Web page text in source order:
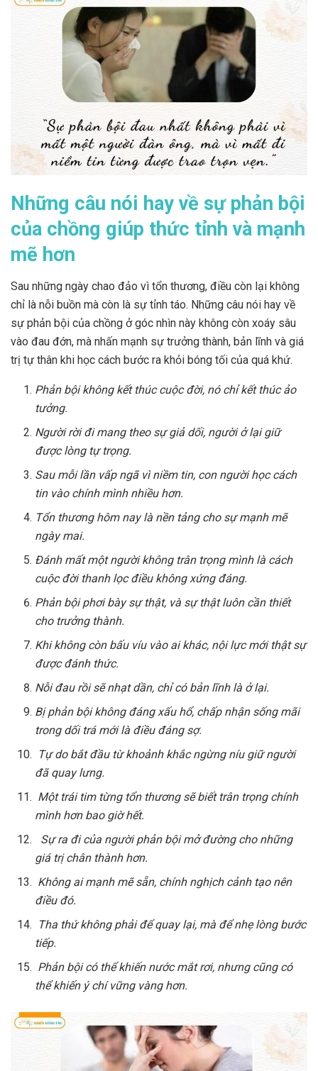
Những câu nói hay về sự phản bội
của chồng giúp thức tỉnh và mạnh
mẽ hơn
Sau những ngày chao đảo vì tổn thương, điều còn lại không
chỉ là nỗi buồn mà còn là sự tỉnh táo. Những câu nói hay về
sự phản bội của chồng ở góc nhìn này không còn xoáy sâu
vào đau đớn, mà nhấn mạnh sự trưởng thành, bản lĩnh và giá
trị tự thân khi học cách bước ra khỏi bóng tối của quá khứ.
Phản bội không kết thúc cuộc đời, nó chỉ kết thúc ảo
tưởng.
Người rời đi mang theo sự giả dối, người ở lại giữ
được lòng tự trọng.
Sau mỗi lần vấp ngã vì niềm tin, con người học cách
tin vào chính mình nhiều hơn.
Tổn thương hôm nay là nền tảng cho sự mạnh mẽ
ngày mai.
Đánh mất một người không trân trọng mình là cách
cuộc đời thanh lọc điều không xứng đáng.
Phản bội phơi bày sự thật, và sự thật luôn cần thiết
cho trưởng thành.
Khi không còn bấu víu vào ai khác, nội lực mới thật sự
được đánh thức.
Nỗi đau rồi sẽ nhạt dần, chỉ có bản lĩnh là ở lại.
Bị phản bội không đáng xấu hổ, chấp nhận sống mãi
trong dối trá mới là điều đáng sợ.
Tự do bắt đầu từ khoảnh khắc ngừng níu giữ người
đã quay lưng.
Một trái tim từng tổn thương sẽ biết trân trọng chính
mình hơn bao giờ hết.
Sự ra đi của người phản bội mở đường cho những
giá trị chân thành hơn.
Không ai mạnh mẽ sẵn, chính nghịch cảnh tạo nên
điều đó.
Tha thứ không phải để quay lại, mà để nhẹ lòng bước
tiếp.
Phản bội có thể khiến nước mắt rơi, nhưng cũng có
thể khiến ý chí vững vàng hơn.